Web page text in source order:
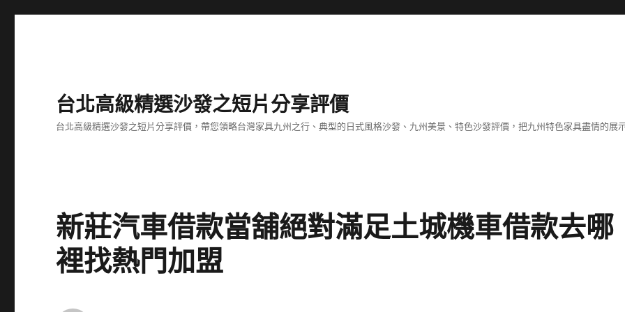
台北高級精選沙發之短片分享評價
台北高級精選沙發之短片分享評價，帶您領略台灣家具九州之行、典型的日式風格沙發、九州美景、特色沙發評價，把九州特色家具盡情的展
新莊汽車借款當舖絕對滿足土城機車借款去哪
裡找熱門加盟